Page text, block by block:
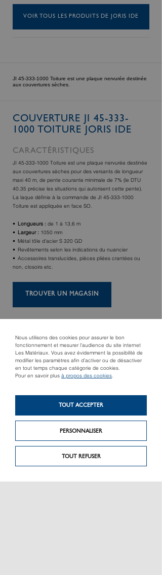
Nous utilisons des cookies pour assurer le bon
fonctionnement et mesurer l’audience du site internet
Les Matériaux. Vous avez évidemment la possibilité de
modifier les paramètres afin d’activer ou de désactiver
en tout temps chaque catégorie de cookies.
Pour en savoir plus à propos des cookies.
TOUT REFUSER
PERSONNALISER
TOUT ACCEPTER
VOIR TOUS LES PRODUITS DE JORIS IDE
JI 45-333-1000 Toiture est une plaque nervurée destinée
aux couvertures sèches.
COUVERTURE JI 45-333-
1000 TOITURE JORIS IDE
CARACTÉRISTIQUES
JI 45-333-1000 Toiture est une plaque nervurée destinée
aux couvertures sèches pour des versants de longueur
maxi 40 m, de pente courante minimale de 7% (le DTU
40.35 précise les situations qui autorisent cette pente).
La laque définie à la commande de JI 45-333-1000
Toiture est appliquée en face SO.
Longueurs : de 1 à 13,6 m
Largeur : 1050 mm
Métal tôle d’acier S 320 GD
Revêtements selon les indications du nuancier
Accessoires translucides, pièces pliées crantées ou
non, closoirs etc.
TROUVER UN MAGASIN
Covéo® Sierra